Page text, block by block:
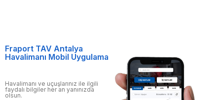
Fraport TAV Antalya
Havalimanı Mobil Uygulama
Havalimanı ve uçuşlarınız ile ilgili
faydalı bilgiler her an yanınızda
olsun.